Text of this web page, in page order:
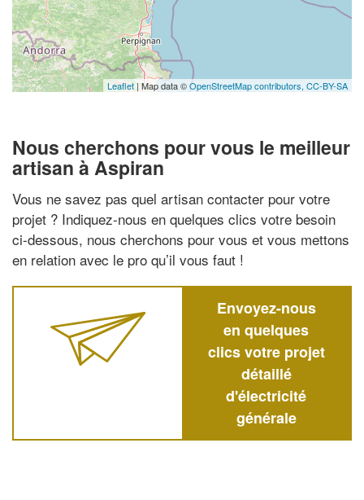
Leaflet | Map data ©OpenStreetMap contributors, CC-BY-SA
Nous cherchons pour vous le meilleur
artisan à Aspiran
Vous ne savez pas quel artisan contacter pour votre
projet ? Indiquez-nous en quelques clics votre besoin
ci-dessous, nous cherchons pour vous et vous mettons
en relation avec le pro qu’il vous faut !
Envoyez-nous
en quelques
clics votre projet
détaillé
d'électricité
générale